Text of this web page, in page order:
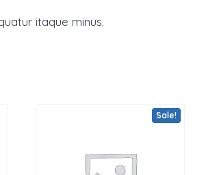
itaque minus.
Sale!